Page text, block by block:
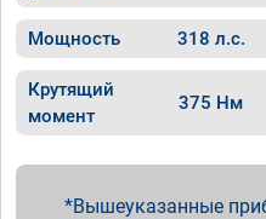
Мощность 318 л.с.
Крутящий
момент
375 Нм
Вышеуказанные